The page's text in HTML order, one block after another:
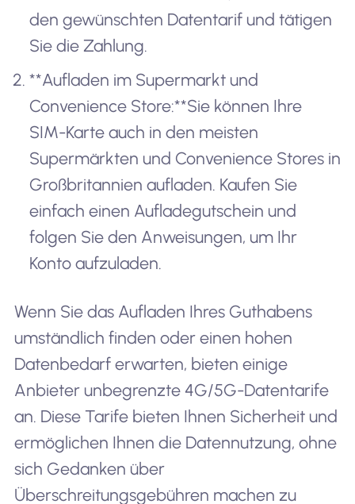
den gewünschten Datentarif und tätigen
Sie die Zahlung.
**Aufladen im Supermarkt und
Convenience Store:**Sie können Ihre
SIM-Karte auch in den meisten
Supermärkten und Convenience Stores in
Großbritannien aufladen. Kaufen Sie
einfach einen Aufladegutschein und
folgen Sie den Anweisungen, um Ihr
Konto aufzuladen.
Wenn Sie das Aufladen Ihres Guthabens
umständlich finden oder einen hohen
Datenbedarf erwarten, bieten einige
Anbieter unbegrenzte 4G/5G-Datentarife
an. Diese Tarife bieten Ihnen Sicherheit und
ermöglichen Ihnen die Datennutzung, ohne
sich Gedanken über
Überschreitungsgebühren machen zu